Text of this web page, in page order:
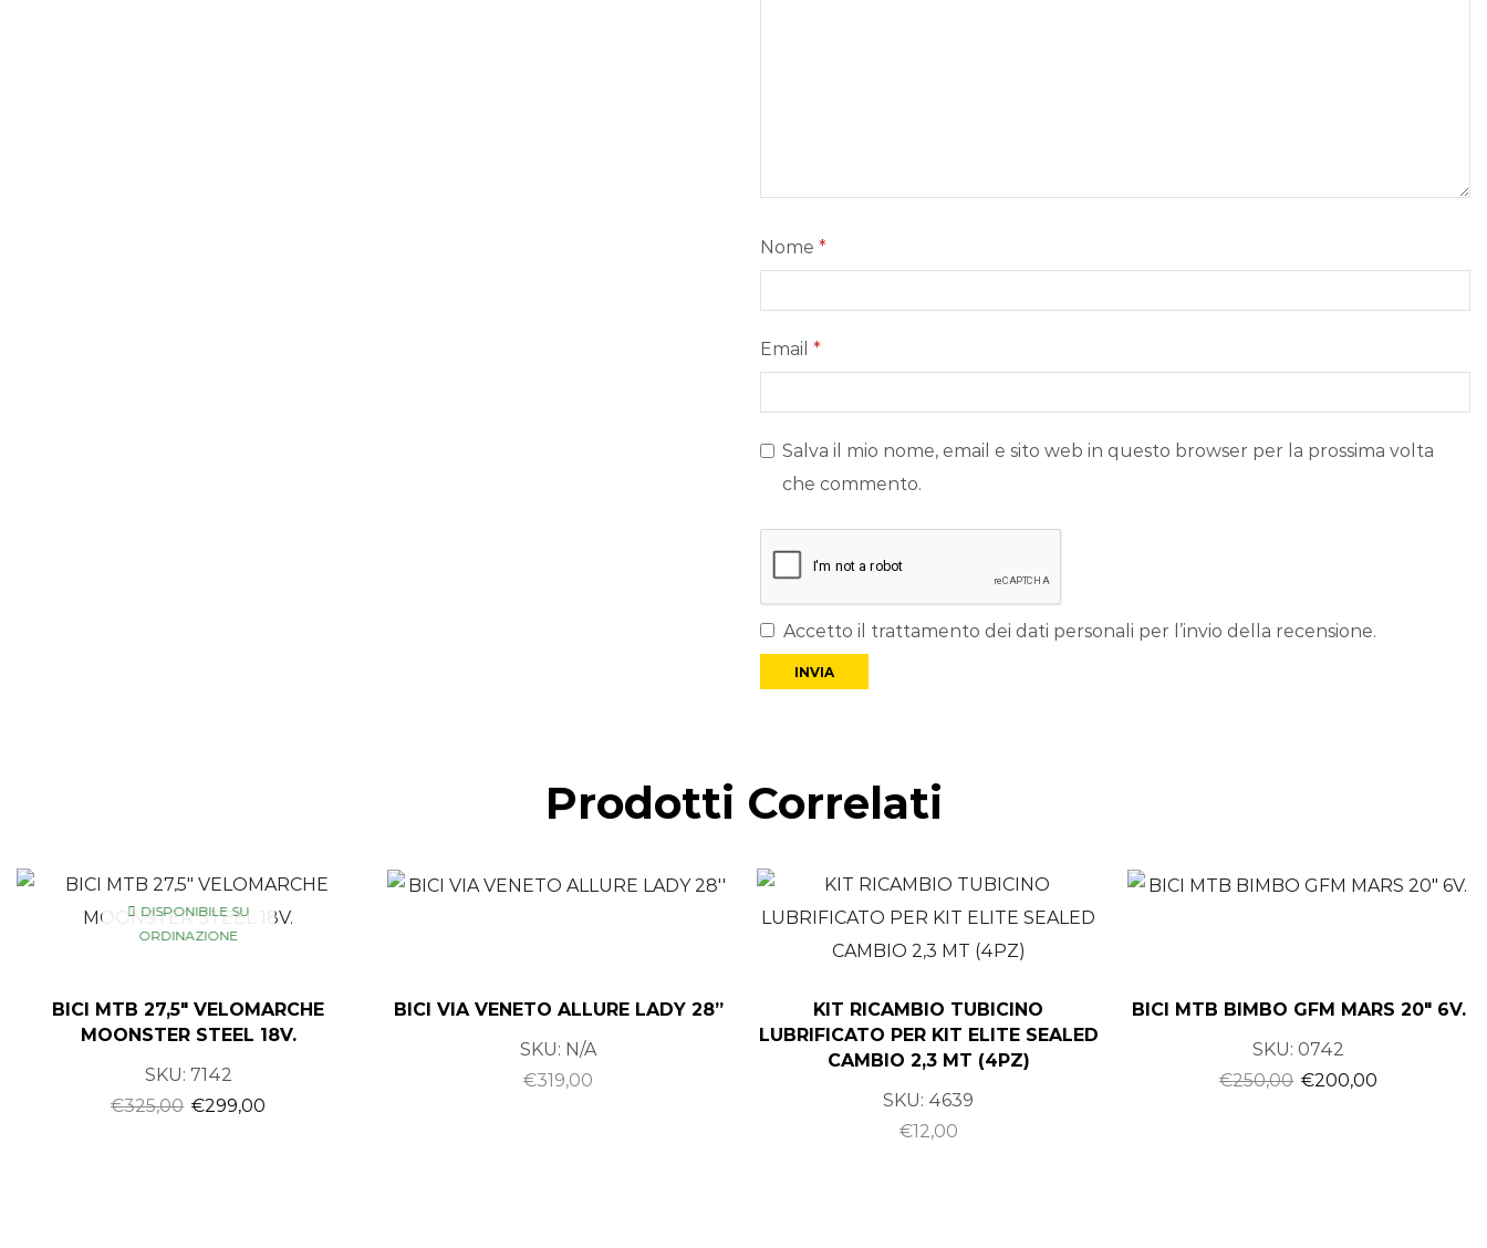
Nome *
Email *
Salva il mio nome, email e sito web in questo browser per la prossima volta
che commento.
Accetto il trattamento dei dati personali per l’invio della recensione.
Prodotti Correlati
DISPONIBILE SU
ORDINAZIONE
BICI MTB 27,5″ VELOMARCHE
MOONSTER STEEL 18V.
SKU: 7142
€325,00 €299,00
BICI VIA VENETO ALLURE LADY 28”
SKU: N/A
€319,00
KIT RICAMBIO TUBICINO
LUBRIFICATO PER KIT ELITE SEALED
CAMBIO 2,3 MT (4PZ)
SKU: 4639
€12,00
BICI MTB BIMBO GFM MARS 20″ 6V.
SKU: 0742
€250,00 €200,00